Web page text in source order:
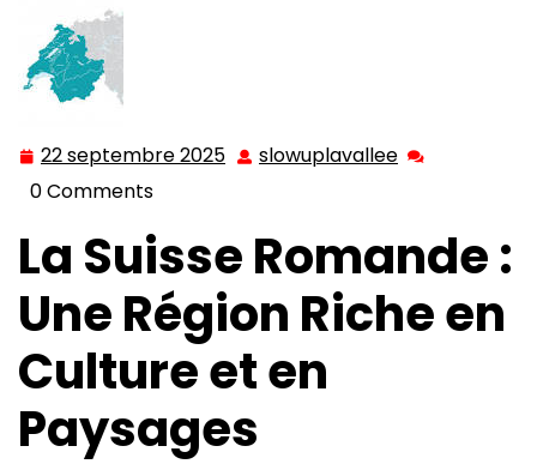
22 septembre 2025 22 slowuplavallee slowuplavallee
0 Comments
La Suisse Romande :
Une Région Riche en
Culture et en
Paysages